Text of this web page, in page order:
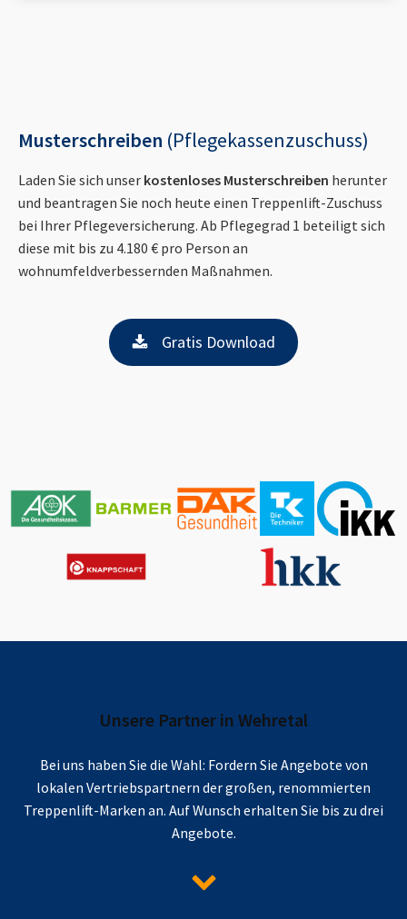
Musterschreiben (Pflegekassenzuschuss)
Laden Sie sich unser kostenloses Musterschreiben herunter
und beantragen Sie noch heute einen Treppenlift-Zuschuss
bei Ihrer Pflegeversicherung. Ab Pflegegrad 1 beteiligt sich
diese mit bis zu 4.180 € pro Person an
wohnumfeldverbessernden Maßnahmen.
Gratis Download
Unsere Partner in Wehretal
Bei uns haben Sie die Wahl: Fordern Sie Angebote von
lokalen Vertriebspartnern der großen, renommierten
Treppenlift-Marken an. Auf Wunsch erhalten Sie bis zu drei
Angebote.